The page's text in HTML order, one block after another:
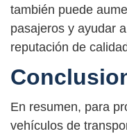
también puede
pasajeros y ayudar
reputación de
En resumen, para
vehículos de